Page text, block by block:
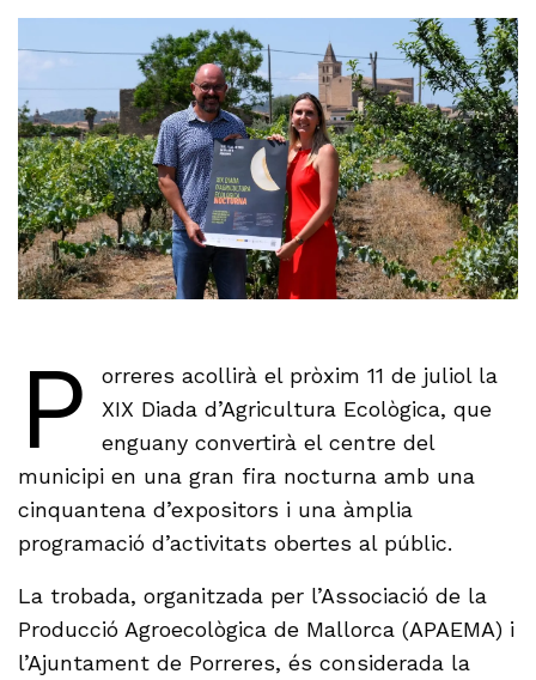
P
orreres acollirà el pròxim 11 de juliol la
XIX Diada d’Agricultura Ecològica, que
enguany convertirà el centre del
municipi en una gran fira nocturna amb una
cinquantena d’expositors i una àmplia
programació d’activitats obertes al públic.
La trobada, organitzada per l’Associació de la
Producció Agroecològica de Mallorca (APAEMA) i
l’Ajuntament de Porreres, és considerada la